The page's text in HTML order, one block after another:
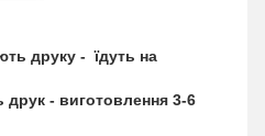
друку - їдуть на
- виготовлення 3-6